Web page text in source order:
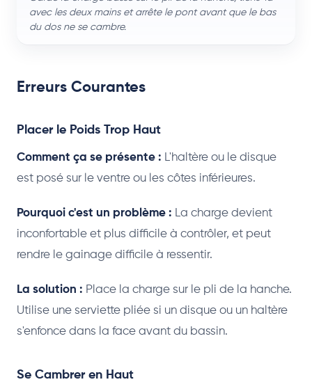
avec les deux mains et arrête le pont avant que le bas
du dos ne se cambre.
Erreurs Courantes
Placer le Poids Trop Haut
Comment ça se présente : L'haltère ou le disque
est posé sur le ventre ou les côtes inférieures.
Pourquoi c'est un problème : La charge devient
inconfortable et plus difficile à contrôler, et peut
rendre le gainage difficile à ressentir.
La solution : Place la charge sur le pli de la hanche.
Utilise une serviette pliée si un disque ou un haltère
s'enfonce dans la face avant du bassin.
Se Cambrer en Haut